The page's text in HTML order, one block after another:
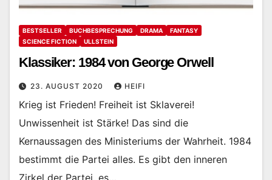
BESTSELLER BUCHBESPRECHUNG DRAMA
FANTASY
SCIENCE FICTION
ULLSTEIN
Klassiker: 1984 von George Orwell
23. AUGUST 2020 HEIFI
Krieg ist Frieden! Freiheit ist Sklaverei!
Unwissenheit ist Stärke! Das sind die
Kernaussagen des Ministeriums der Wahrheit. 1984
bestimmt die Partei alles. Es gibt den inneren
Zirkel der Partei, es…